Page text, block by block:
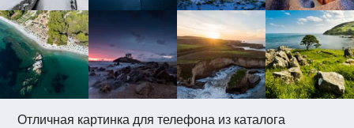
Отличная картинка для телефона из каталога